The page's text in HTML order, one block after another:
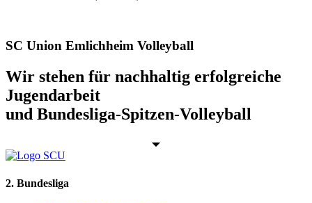
SC Union Emlichheim Volleyball
Wir stehen für nachhaltig erfolgreiche
Jugendarbeit
und Bundesliga-Spitzen-Volleyball
2. Bundesliga